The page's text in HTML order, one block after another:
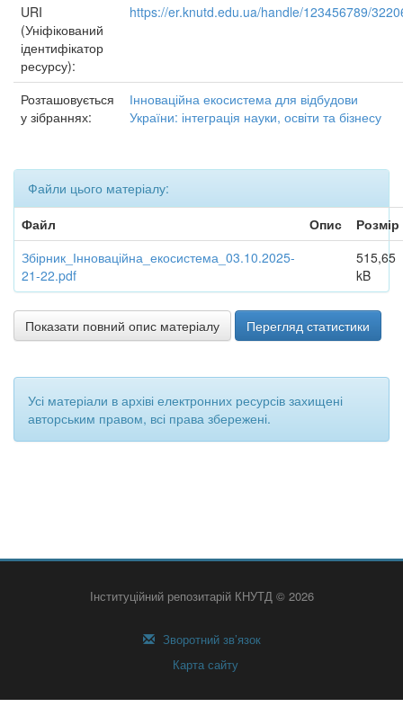
URI
(Уніфікований
ідентифікатор
ресурсу):
https://er.knutd.edu.ua/handle/123456789/
Розташовується
у зібраннях:
Інноваційна екосистема для відбудови
України: інтеграція науки, освіти та бізнесу
Файли цього матеріалу:
Файл
Опис
Розмір
Збірник_Інноваційна_екосистема_03.10.2025-
21-22.pdf
515,65
kB
Показати повний опис матеріалу Перегляд статистики
Усі матеріали в архіві електронних ресурсів захищені
авторським правом, всі права збережені.
Інституційний репозитарій КНУТД © 2026
Зворотний зв’язок
Карта сайту